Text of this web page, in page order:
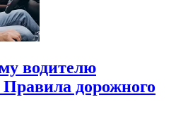
водителю
дорожного